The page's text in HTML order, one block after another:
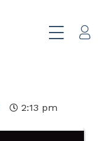
2:13 pm